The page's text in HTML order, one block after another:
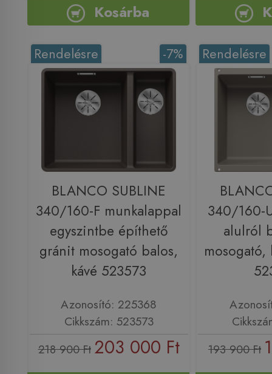
Kosárba
-7%
Rendelésre
BLANCO SUBLINE
340/160-F munkalappal
egyszintbe építhető
gránit mosogató balos,
kávé 523573
Azonosító: 225368
Cikkszám: 523573
218 900 Ft 203 000 Ft
Rendelésre
340/160-
alulról
193 900 Ft